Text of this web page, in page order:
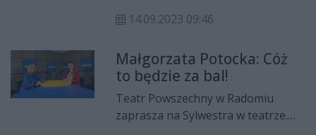
Derlatki Teatr Powszechny w
września nowy sezon artystyczny.
14.09.2023 09:46
Małgorzata Potocka: Cóż
to będzie za bal!
Teatr Powszechny w Radomiu
zaprasza na Sylwestra w teatrze.